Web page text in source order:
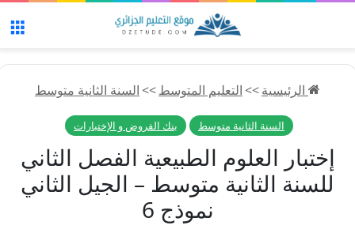
الرئيسية>>التعليم المتوسط>>السنة الثانية متوسط
السنة الثانية متوسط بنك الفروض و الإختبارات
إختبار العلوم الطبيعية الفصل الثاني
للسنة الثانية متوسط – الجيل الثاني
نموذج 6